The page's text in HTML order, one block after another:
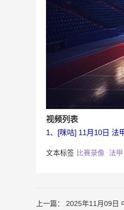
视频列表
1、[咪咕] 11月10日 法
文本标签 比赛录像 法甲
上一篇： 2025年11月09日